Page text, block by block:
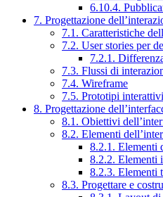
6.10.4.
7. Progettazione
7.1. Caratteristiche
7.2. User stories per
7.2.1.
7.3. Flussi di
7.4. Wireframe
7.5. Prototipi interattivi
8. Progettazione
8.1. Obiettivi
8.2. Elementi
8.2.1. Elementi
8.2.2. Elementi
8.2.3. Elementi
8.3. Progettare e